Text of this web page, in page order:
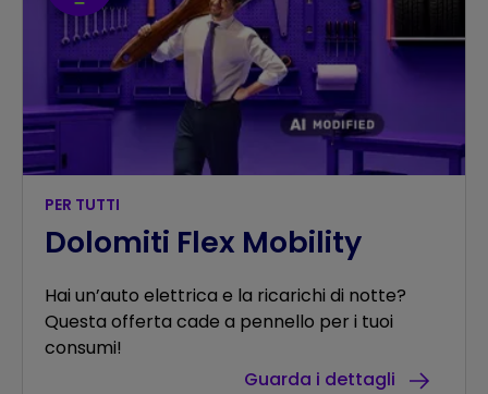
PER TUTTI
Dolomiti Flex Mobility
Hai un’auto elettrica e la ricarichi di notte?
Questa offerta cade a pennello per i tuoi
consumi!
Guarda i dettagli